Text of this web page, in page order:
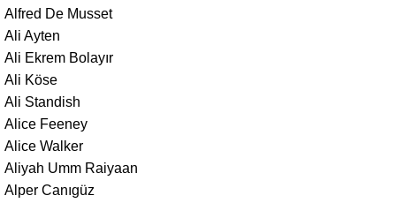
Alfred De Musset
Ali Ayten
Ali Ekrem Bolayır
Ali Köse
Ali Standish
Alice Feeney
Alice Walker
Aliyah Umm Raiyaan
Alper Canıgüz